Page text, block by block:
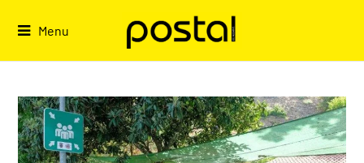
Menu